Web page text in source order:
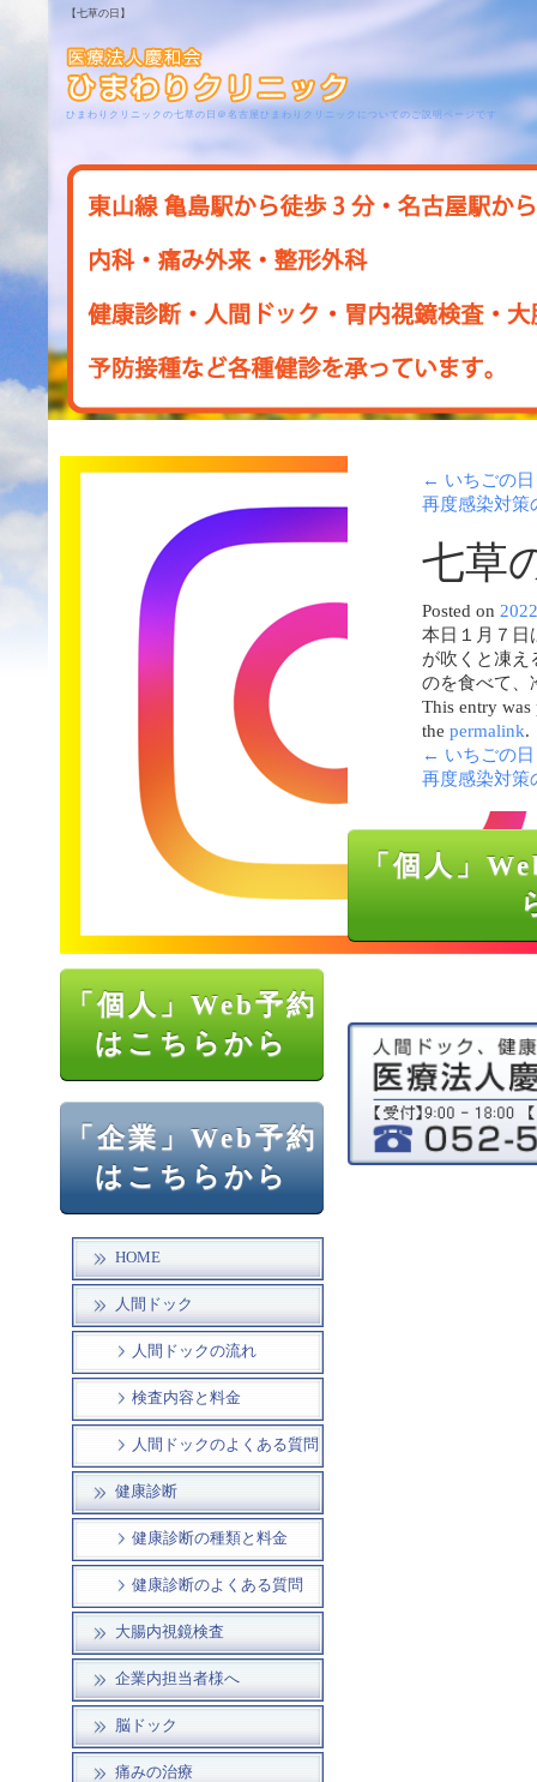
【七草の日】
ひまわりクリニックの七草の日＠名古屋ひまわりクリニックについてのご説明ページです
「個人」Web予約
はこちらから
「企業」Web予約
はこちらから
HOME
人間ドック
人間ドックの流れ
検査内容と料金
人間ドックのよくある質問
健康診断
健康診断の種類と料金
健康診断のよくある質問
大腸内視鏡検査
企業内担当者様へ
脳ドック
痛みの治療
← いちごの日
再度感染対策
七草
Posted on
本日１月７日
が吹くと凍え
のを食べて、
This entry
the permalink.
← いちごの日
再度感染対策
「個人」